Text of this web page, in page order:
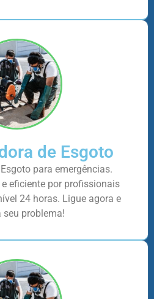
de Esgoto
para emergências.
eficiente por profissionais
24 horas. Ligue agora e
seu problema!